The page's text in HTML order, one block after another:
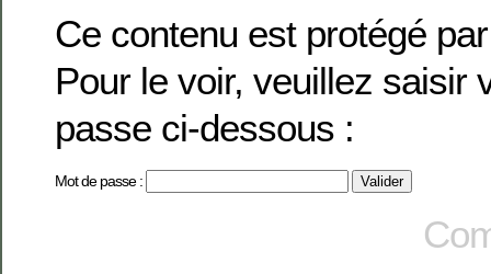
Ce contenu est protégé
Pour le voir, veuillez saisir
passe ci-dessous :
Mot de passe :